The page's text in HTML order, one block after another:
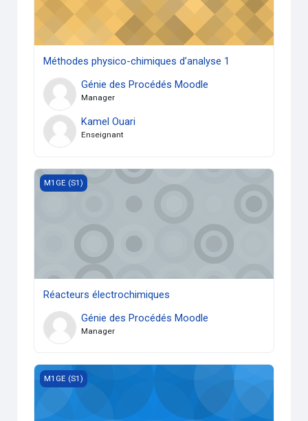
Méthodes physico-chimiques d’analyse 1
Génie des Procédés Moodle
Manager
Kamel Ouari
Enseignant
Réacteurs électrochimiques
M1GE (S1)
Réacteurs électrochimiques
Génie des Procédés Moodle
Manager
Electrodes modifiées et électrocatalyse
M1GE (S1)